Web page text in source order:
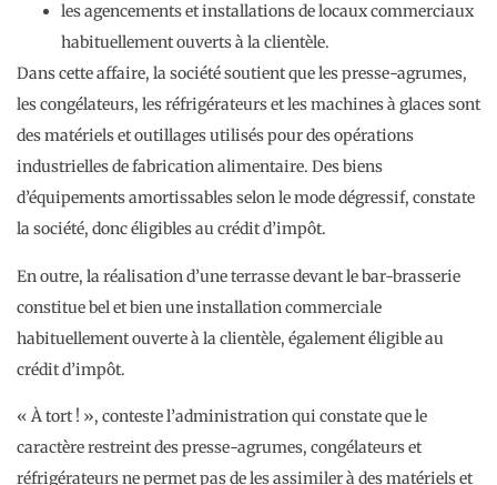
les agencements et installations de locaux commerciaux
habituellement ouverts à la clientèle.
Dans cette affaire, la société soutient que les presse-agrumes,
les congélateurs, les réfrigérateurs et les machines à glaces sont
des matériels et outillages utilisés pour des opérations
industrielles de fabrication alimentaire. Des biens
d’équipements amortissables selon le mode dégressif, constate
la société, donc éligibles au crédit d’impôt.
En outre, la réalisation d’une terrasse devant le bar-brasserie
constitue bel et bien une installation commerciale
habituellement ouverte à la clientèle, également éligible au
crédit d’impôt.
« À tort ! », conteste l’administration qui constate que le
caractère restreint des presse-agrumes, congélateurs et
réfrigérateurs ne permet pas de les assimiler à des matériels et